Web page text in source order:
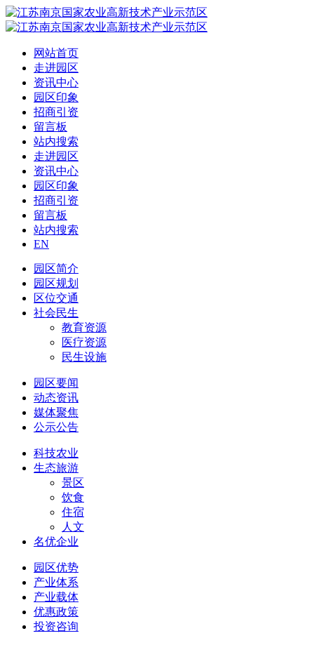
网站首页
走进园区
资讯中心
园区印象
招商引资
留言板
站内搜索
走进园区
资讯中心
园区印象
招商引资
留言板
站内搜索
EN
园区简介
园区规划
区位交通
社会民生
教育资源
医疗资源
民生设施
园区要闻
动态资讯
媒体聚焦
公示公告
科技农业
生态旅游
景区
饮食
住宿
人文
名优企业
园区优势
产业体系
产业载体
优惠政策
投资咨询